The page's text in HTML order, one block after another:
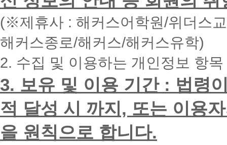
른
간
내
에
화
드
리
겠
습
니
다.
(※제휴사 : 해커스어학원/위더스
해커스종로/해커스/해커스유학)
2. 수집 및 이용하는 개인정보 항
3. 보유 및 이용 기간 : 법령
적 달성 시 까지, 또는 이용
을 원칙으로 합니다.